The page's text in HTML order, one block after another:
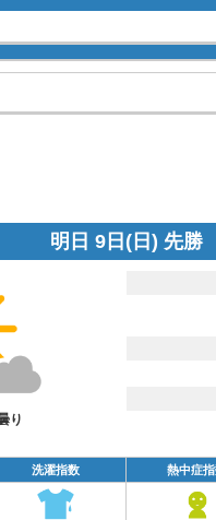
明日 9日(日) 先勝
り
洗濯指数 熱中症